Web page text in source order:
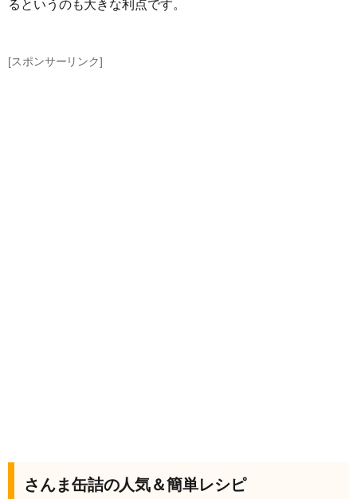
るというのも大きな利点です。
[スポンサーリンク]
さんま缶詰の人気＆簡単レシピ